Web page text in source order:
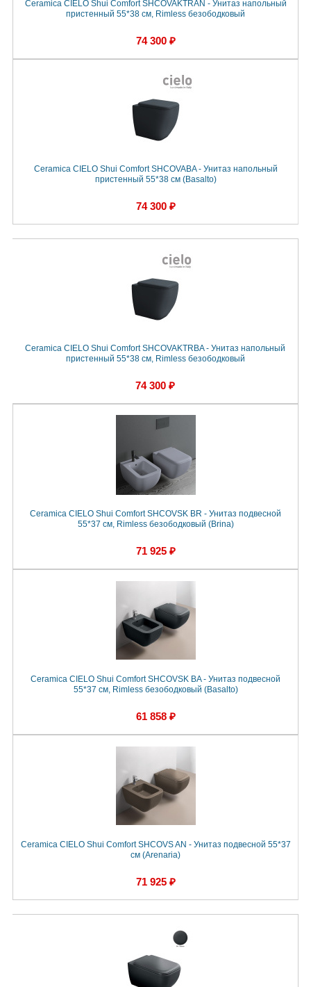
Ceramica CIELO Shui Comfort SHCOVAKTRAN - Унитаз напольный
пристенный 55*38 см, Rimless безободковый
74 300 ₽
Ceramica CIELO Shui Comfort SHCOVABA - Унитаз напольный
пристенный 55*38 см (Basalto)
74 300 ₽
Ceramica CIELO Shui Comfort SHCOVAKTRBA - Унитаз напольный
пристенный 55*38 см, Rimless безободковый
74 300 ₽
Ceramica CIELO Shui Comfort SHCOVSK BR - Унитаз подвесной
55*37 см, Rimless безободковый (Brina)
71 925 ₽
Ceramica CIELO Shui Comfort SHCOVSK BA - Унитаз подвесной
55*37 см, Rimless безободковый (Basalto)
61 858 ₽
Ceramica CIELO Shui Comfort SHCOVS AN - Унитаз подвесной 55*37
см (Arenaria)
71 925 ₽